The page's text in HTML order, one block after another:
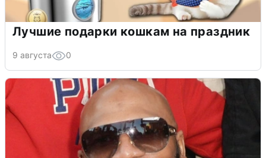
Лучшие подарки кошкам на праздник
9 августа 0